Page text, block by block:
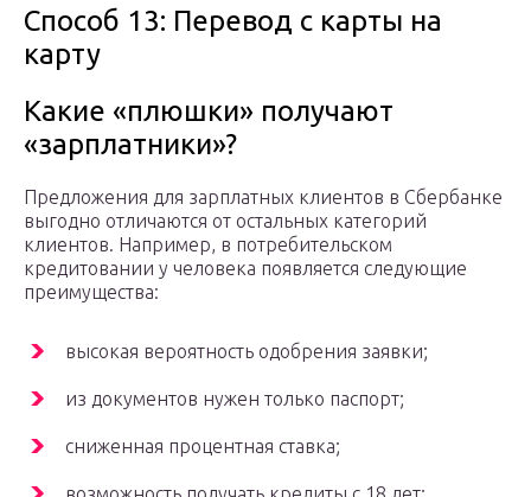
Способ 13: Перевод с карты на
карту
Какие «плюшки» получают
«зарплатники»?
Предложения для зарплатных клиентов в Сбербанке
выгодно отличаются от остальных категорий
клиентов. Например, в потребительском
кредитовании у человека появляется следующие
преимущества:
высокая вероятность одобрения заявки;
из документов нужен только паспорт;
сниженная процентная ставка;